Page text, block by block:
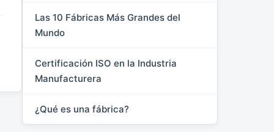
Las 10 Fábricas Más Grandes del
Mundo
Certificación ISO en la Industria
Manufacturera
¿Qué es una fábrica?